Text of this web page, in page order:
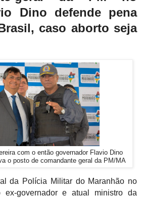
Dino defende pena
caso aborto seja
com o então governador Flavio Dino
o posto de comandante geral da PM/MA
da Polícia Militar do Maranhão no
ex-governador e atual ministro da